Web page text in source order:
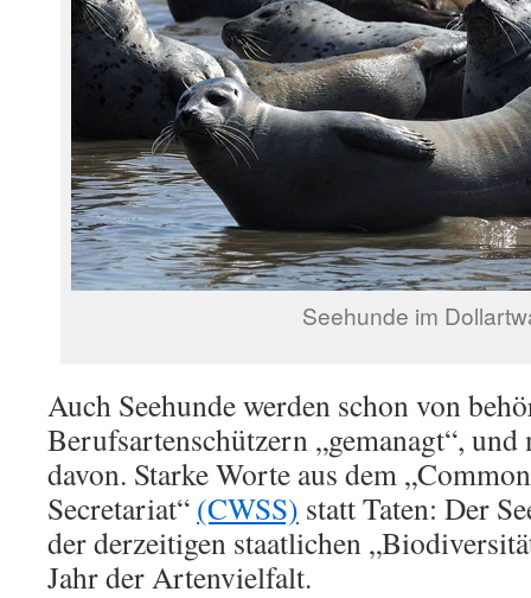
Seehunde im
Auch Seehunde werden schon von
Berufsartenschützern „gemanagt“,
davon. Starke Worte aus dem
Secretariat“ (CWSS) statt Taten: Der
der derzeitigen staatlichen
Jahr der Artenvielfalt.